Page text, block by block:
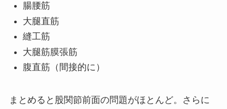
腸腰筋
大腿直筋
縫工筋
大腿筋膜張筋
腹直筋（間接的に）
まとめると股関節前面の問題がほとんど。さらに